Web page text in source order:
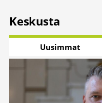
Keskusta
Uusimmat